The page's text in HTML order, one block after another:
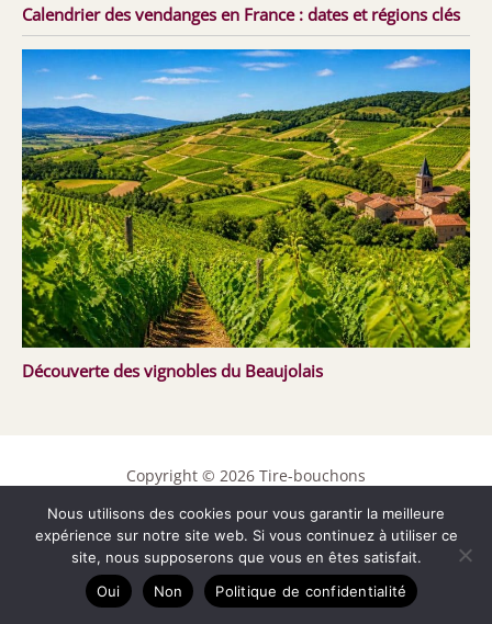
Calendrier des vendanges en France : dates et régions clés
Découverte des vignobles du Beaujolais
Copyright © 2026 Tire-bouchons
Contact
Mentions légales
Politique de confidentialité
Nous utilisons des cookies pour vous garantir la meilleure
expérience sur notre site web. Si vous continuez à utiliser ce
site, nous supposerons que vous en êtes satisfait.
Oui
Non Politique de confidentialité